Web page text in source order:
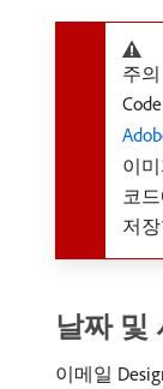
주의
이
코
저
날짜 및
이메일